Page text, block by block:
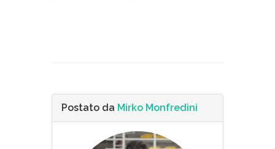
Postato da Mirko Monfredini